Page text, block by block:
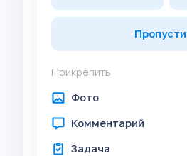
Прикрепить
Фото
Комментарий
Задача